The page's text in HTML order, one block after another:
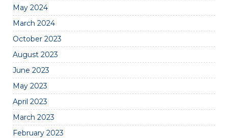
May 2024
March 2024
October 2023
August 2023
June 2023
May 2023
April 2023
March 2023
February 2023